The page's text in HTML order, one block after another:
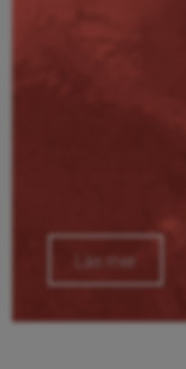
Läs mer